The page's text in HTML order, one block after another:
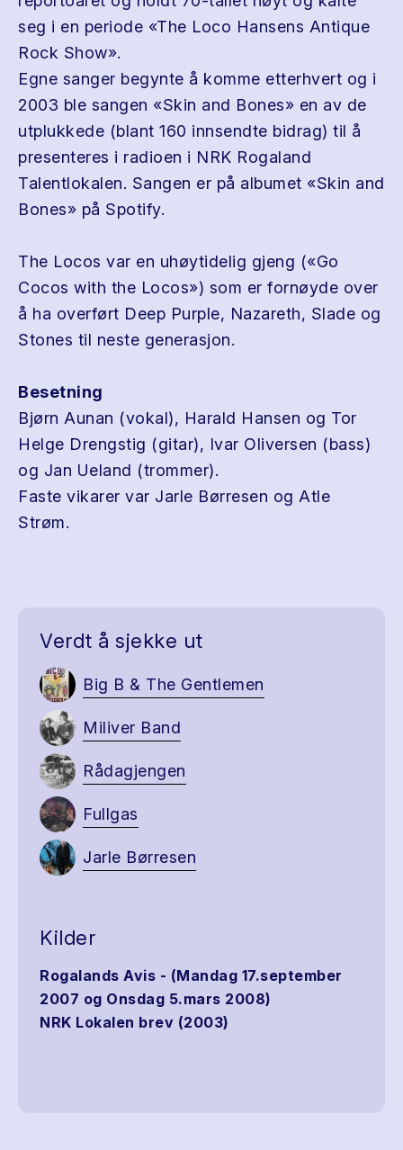
seg i en periode «The Loco Hansens Antique
Rock Show».
Egne sanger begynte å komme etterhvert og i
2003 ble sangen «Skin and Bones» en av de
utplukkede (blant 160 innsendte bidrag) til å
presenteres i radioen i NRK Rogaland
Talentlokalen. Sangen er på albumet «Skin and
Bones» på Spotify.
The Locos var en uhøytidelig gjeng («Go
Cocos with the Locos») som er fornøyde over
å ha overført Deep Purple, Nazareth, Slade og
Stones til neste generasjon.
Besetning
Bjørn Aunan (vokal), Harald Hansen og Tor
Helge Drengstig (gitar), Ivar Oliversen (bass)
og Jan Ueland (trommer).
Faste vikarer var Jarle Børresen og Atle
Strøm.
Verdt å sjekke ut
Big B & The Gentlemen
Miliver Band
Rådagjengen
Fullgas
Jarle Børresen
Kilder
Rogalands Avis - (Mandag 17.september
2007 og Onsdag 5.mars 2008)
NRK Lokalen brev (2003)